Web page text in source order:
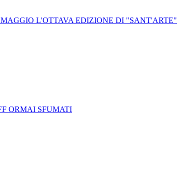
L'OTTAVA EDIZIONE DI "SANT'ARTE"
ORMAI SFUMATI